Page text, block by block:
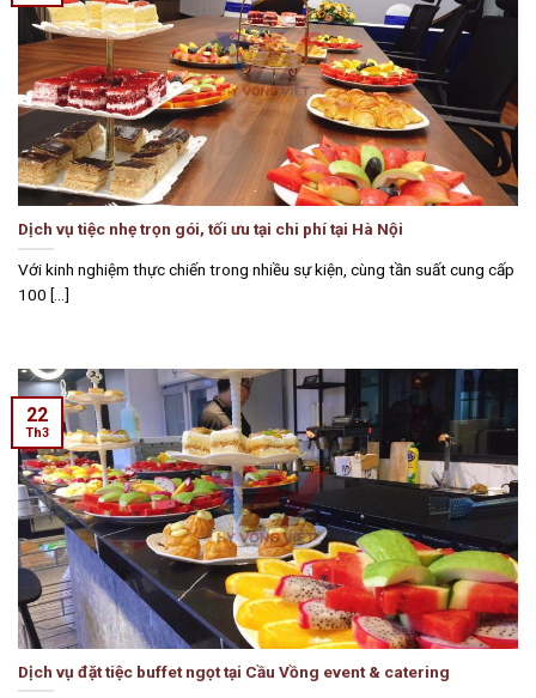
Dịch vụ tiệc nhẹ trọn gói, tối ưu tại chi phí tại Hà Nội
Với kinh nghiệm thực chiến trong nhiều sự kiện, cùng tần suất cung cấp
100 [...]
Dịch vụ đặt tiệc buffet ngọt tại Cầu Vồng event & catering
22
Th3